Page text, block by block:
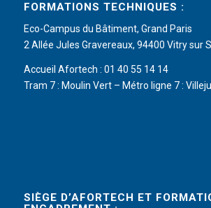
FORMATIONS TECHNIQUES :
Eco-Campus du Bâtiment, Grand Paris
2 Allée Jules Gravereaux, 94400 Vitry sur
Accueil Afortech : 01 40 55 14 14
Tram 7 : Moulin Vert – Métro ligne 7 :
SIÈGE D’AFORTECH ET